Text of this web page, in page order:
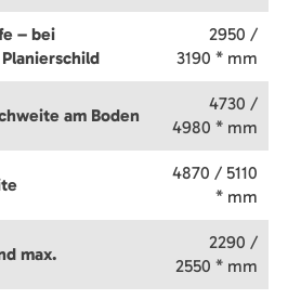
– bei
2950 /
3190 * mm
am Boden
4730 /
4980 * mm
4870 / 5110
* mm
max.
2290 /
2550 * mm